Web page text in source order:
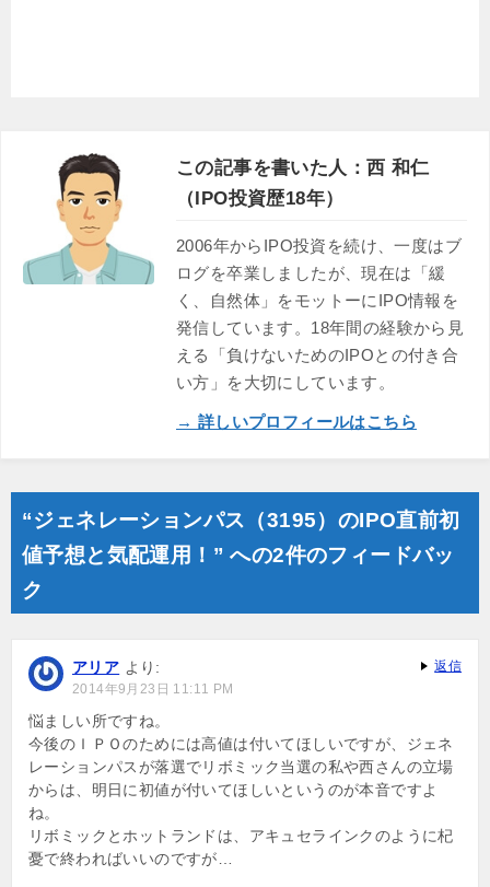
この記事を書いた人：西 和仁
（IPO投資歴18年）
2006年からIPO投資を続け、一度はブ
ログを卒業しましたが、現在は「緩
く、自然体」をモットーにIPO情報を
発信しています。18年間の経験から見
える「負けないためのIPOとの付き合
い方」を大切にしています。
→ 詳しいプロフィールはこちら
“ジェネレーションパス（3195）のIPO直前初
値予想と気配運用！” への2件のフィードバッ
ク
アリア より:
2014年9月23日 11:11 PM
悩ましい所ですね。
今後のＩＰＯのためには高値は付いてほしいですが、ジェネ
レーションパスが落選でリボミック当選の私や西さんの立場
からは、明日に初値が付いてほしいというのが本音ですよ
ね。
リボミックとホットランドは、アキュセラインクのように杞
憂で終わればいいのですが…
返信